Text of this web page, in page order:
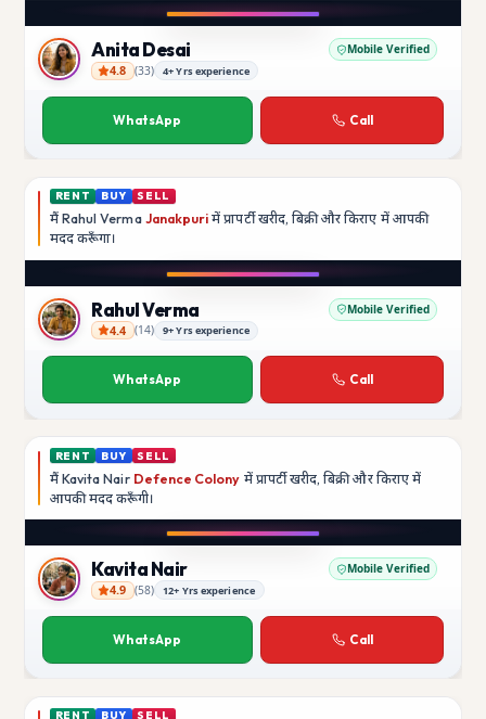
Anita Desai
Anita Desai Mobile Verified
4.8 (33) 4+ Yrs experience
WhatsApp Call
RENT BUY SELL
मैं Rahul Verma Janakpuri में प्रापर्टी खरीद, बिक्री और किराए में आपकी
मददकरूँगा।
Rahul Verma
Rahul Verma Mobile Verified
4.4 (14) 9+ Yrs experience
WhatsApp Call
RENT BUY SELL
मैं Kavita Nair Defence Colony में प्रापर्टी खरीद, बिक्री और किराए में
आपकी मददकरूँगी।
Kavita Nair
Kavita Nair Mobile Verified
4.9 (58) 12+ Yrs experience
WhatsApp Call
RENT BUY SELL